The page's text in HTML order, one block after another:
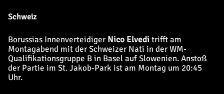
Schweiz
Borussias Innenverteidiger Nico Elvedi trifft am
Montagabend mit der Schweizer Nati in der WM-
Qualifikationsgruppe B in Basel auf Slowenien. Anstoß
der Partie im St. Jakob-Park ist am Montag um 20:45
Uhr.